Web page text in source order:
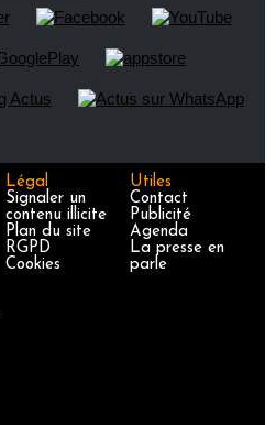
Légal
Signaler un
contenu illicite
Plan du site
RGPD
Cookies
Utiles
Contact
Publicité
Agenda
La presse en
parle